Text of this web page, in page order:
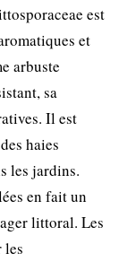
est
et
arbuste
sa
Il est
haies
les jardins.
en fait un
littoral. Les
les